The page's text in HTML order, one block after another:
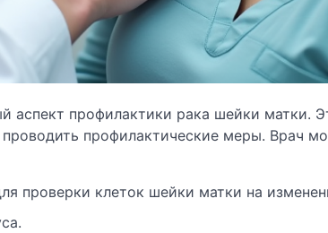
аспект профилактики рака шейки матки.
профилактические меры. Врач
проверки клеток шейки матки на